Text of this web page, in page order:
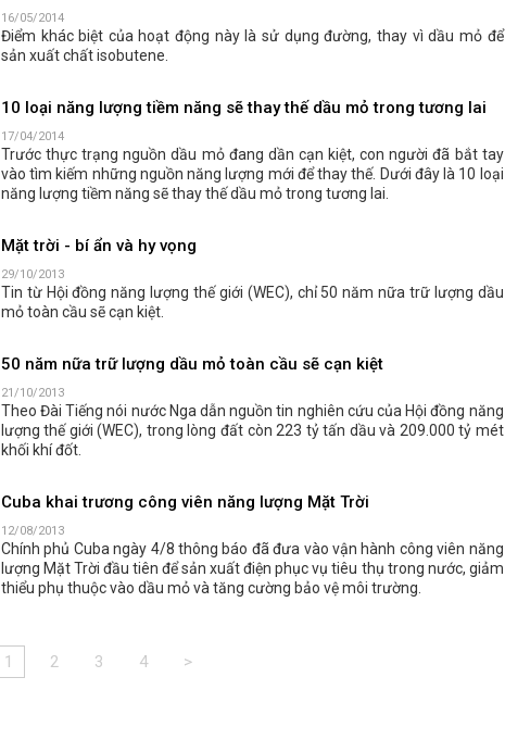
16/05/2014
Điểm khác biệt của hoạt động này là sử dụng đường, thay vì dầu mỏ để
sản xuất chất isobutene.
10 loại năng lượng tiềm năng sẽ thay thế dầu mỏ trong tương lai
17/04/2014
Trước thực trạng nguồn dầu mỏ đang dần cạn kiệt, con người đã bắt tay
vào tìm kiếm những nguồn năng lượng mới để thay thế. Dưới đây là 10 loại
năng lượng tiềm năng sẽ thay thế dầu mỏ trong tương lai.
Mặt trời - bí ẩn và hy vọng
29/10/2013
Tin từ Hội đồng năng lượng thế giới (WEC), chỉ 50 năm nữa trữ lượng dầu
mỏ toàn cầu sẽ cạn kiệt.
50 năm nữa trữ lượng dầu mỏ toàn cầu sẽ cạn kiệt
21/10/2013
Theo Đài Tiếng nói nước Nga dẫn nguồn tin nghiên cứu của Hội đồng năng
lượng thế giới (WEC), trong lòng đất còn 223 tỷ tấn dầu và 209.000 tỷ mét
khối khí đốt.
Cuba khai trương công viên năng lượng Mặt Trời
12/08/2013
Chính phủ Cuba ngày 4/8 thông báo đã đưa vào vận hành công viên năng
lượng Mặt Trời đầu tiên để sản xuất điện phục vụ tiêu thụ trong nước, giảm
thiểu phụ thuộc vào dầu mỏ và tăng cường bảo vệ môi trường.
1 2 3 4 >